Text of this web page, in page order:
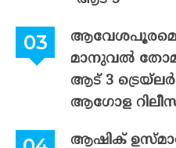
മാനുവൽ
ആട് 3 ട്രെയ്‌ലർ
ആഗോള റിലീസ്
ആഷിക്